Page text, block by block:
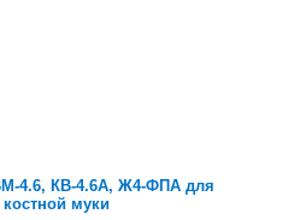
4.6, КВ-4.6А, Ж4-ФПА для
муки